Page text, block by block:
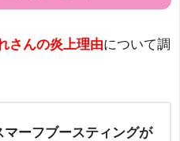
さんの炎上理由について調
ーフブースティングが